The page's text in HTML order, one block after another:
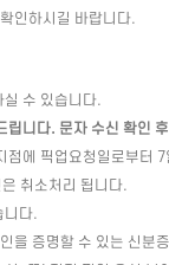
인하시길 바랍니다.
수 있습니다.
니다. 문자 수신 확인
점에 픽업요청일로부터
취소처리 됩니다.
니다.
을 증명할 수 있는 신